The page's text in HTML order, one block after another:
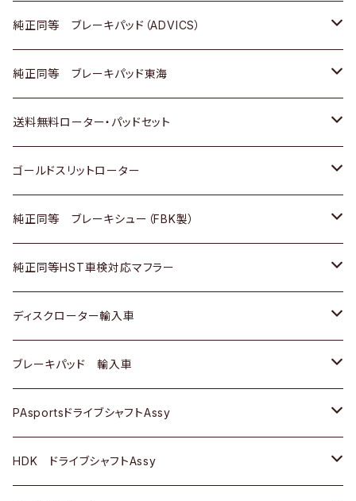
三菱
スバル
日野
三菱ふそう
ＢＭＷ
マツダ
三菱
日野
三菱ふそう
三菱
日野
三菱ふそう
その他
ダイハツ
マツダ
三菱
スバル
日産
いすゞ
ダイハツ
マツダ
三菱
スバル
いすゞ
ダイハツ
マツダ
三菱
ホンダ
スズキ
日産
ダイハツ
マツダ
三菱
スバル
トヨタ
ホンダ
スズキ
日産
いすゞ
ダイハツ
マツダ
三菱
スバル
ＢＥＮＺ
純正同等 ブレーキパッド（ADVICS）
トヨタ
ホンダ
スズキ
日産
ダイハツ
マツダ
三菱
スバル
純正同等 ブレーキパッド東海
トヨタ
ホンダ
日産
いすゞ
ダイハツ
マツダ
三菱
スバル
送料無料ローター・パッドセット
トヨタ
ホンダ
スズキ
日産
ダイハツ
マツダ
三菱
ゴールドスリットローター
トヨタ
ホンダ
スズキ
日産
ダイハツ
マツダ
純正同等 ブレーキシュー（FBK製）
ホンダ
スズキ
日産
ダイハツ
マツダ
純正同等HST車検対応マフラー
トヨタ
ホンダ
スズキ
日産
ディスクローター輸入車
ＡＵＤＩ
ＢＥＮＺ
ＢＭＷ
ブレーキパッド 輸入車
ＢＥＮＺ
ＢＭＷ
PAsportsドライブシャフトAssy
トヨタ
HDK ドライブシャフトAssy